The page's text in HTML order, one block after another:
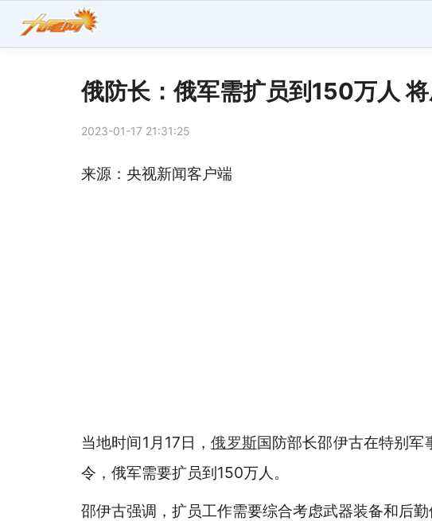
俄防长：俄军需扩员到150万人
2023-01-17 21:31:25
来源：央视新闻客户端
当地时间1月17日，俄罗斯国防部长邵伊古在特别军
令，俄军需要扩员到150万人。
邵伊古强调，扩员工作需要综合考虑武器装备和后